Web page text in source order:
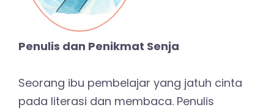
Penulis dan Penikmat Senja
Seorang ibu pembelajar yang jatuh cinta
pada literasi dan membaca. Penulis